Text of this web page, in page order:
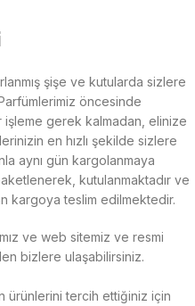
şişe ve kutularda sizlere
öncesinde
işleme gerek kalmadan, elinize
en hızlı şekilde sizlere
aynı gün kargolanmaya
kutulanmaktadır ve
kargoya teslim edilmektedir.
ve web sitemiz ve resmi
bizlere ulaşabilirsiniz.
ürünlerini tercih ettiğiniz için